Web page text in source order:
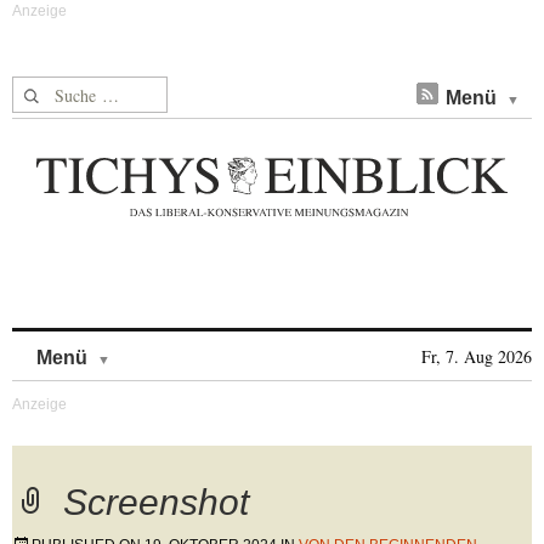
Suche nach: Menü
Menü Fr, 7. Aug 2026
Screenshot